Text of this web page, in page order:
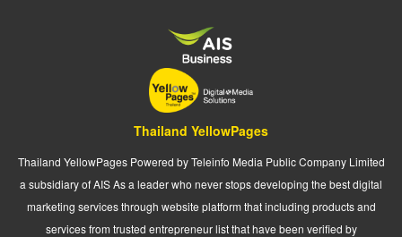
Thailand YellowPages
Thailand YellowPages Powered by Teleinfo Media Public Company Limited
a subsidiary of AIS As a leader who never stops developing the best digital
marketing services through website platform that including products and
services from trusted entrepreneur list that have been verified by